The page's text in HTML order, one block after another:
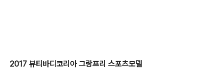
2017 뷰티바디코리아 그랑프리 스포츠모델